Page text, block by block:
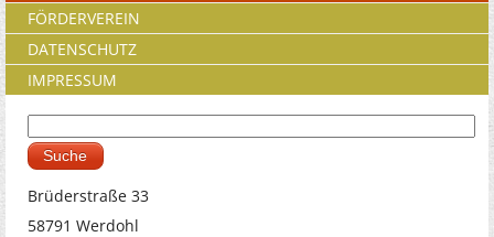
FÖRDERVEREIN
DATENSCHUTZ
IMPRESSUM
Suchformular
Brüderstraße 33
58791 Werdohl